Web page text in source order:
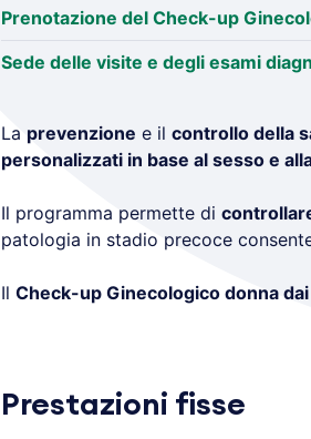
Prenotazione del Check-up
Sede delle visite e degli esami
La prevenzione e il controllo della
personalizzati in base al sesso e
Il programma permette di
patologia in stadio precoce
Il Check-up Ginecologico donna
Prestazioni fisse